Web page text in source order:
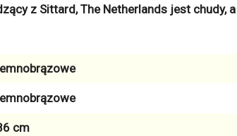
z Sittard, The Netherlands jest chudy, a
cm